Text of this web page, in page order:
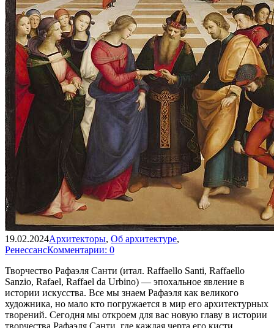
19.02.2024Архитекторы, Об архитектуре,
РенессансКомментарии: 0
Творчество Рафаэля Санти (итал. Raffaello Santi, Raffaello
Sanzio, Rafael, Raffael da Urbino) — эпохальное явление в
истории искусства. Все мы знаем Рафаэля как великого
художника, но мало кто погружается в мир его архитектурных
творений. Сегодня мы откроем для вас новую главу в истории
творчества Рафаэля Санти, где каждая черта его кисти